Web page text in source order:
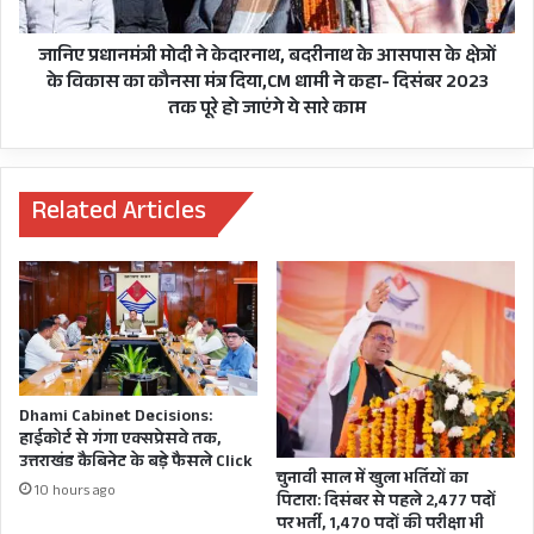
pic.twitter.com/XENZdLPO3k
— Aam Aadmi Party- Uttar Pradesh
(@AAPUttarPradesh)September 21,
2022
वायरल वीडियो में दिख रहा है कि सड़क से कई लोग गुजर
रहे थे लेकिन किसी ने भी उसकी मदद नहीं की। उसी दौरान
एक दुकान पर लगे सीसीटीवी कमरे में बिना कपड़ों के
दौड़ती लड़की की तस्वीरें कैद हो गई और मंगलवार को एक
महिला ने इसी सीसीटीवी वीडियो को ट्वीटर पर डाल दिया
जिसके बाद पुलिस हरकत में आई और नौशे अली नामक
एक आरोपी को अरेस्ट कर लिया गया।
के
क्षेत्रों
कौनसा
दिया,CM
धामी
ने
कहा-
दिसंबर
2023
तक
पूरे
हो
जाएंगे
ये
सारे
जानिए प्रधानमंत्री मोदी ने केदारनाथ, बदरीनाथ के आसपास के क्षेत्रों
के विकास का कौनसा मंत्र दिया,CM धामी ने कहा- दिसंबर 2023
तक पूरे हो जाएंगे ये सारे काम
Related Articles
Dhami Cabinet Decisions:
हाईकोर्ट से गंगा एक्सप्रेसवे तक,
उत्तराखंड कैबिनेट के बड़े फैसले Click
10 hours ago चुनावी साल में खुला भर्तियों का
पिटारा: दिसंबर से पहले 2,477 पदों
पर भर्ती, 1,470 पदों की परीक्षा भी